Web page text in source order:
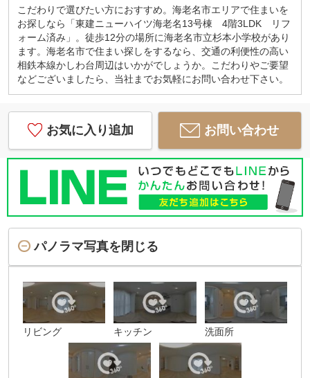
こだわりで選びたい方におすすめ。海老名市エリアで住まいを
お探しなら「東建ニューハイツ海老名13号棟 4階3LDK リフ
ォーム済み」。徒歩12分の場所に海老名市立杉本小学校があり
ます。海老名市で住まい探しをするなら、交通の利便性の高い
相鉄本線かしわ台周辺はいかがでしょうか。こだわりやご要望
などございましたら、当社までお気軽にお問い合わせ下さい。
お気に入り追加 お問い合わせ
パノラマ写真を閉じる
リビング キッチン 洗面所